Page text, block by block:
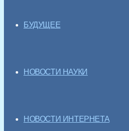
БУДУЩЕЕ
НОВОСТИ НАУКИ
НОВОСТИ ИНТЕРНЕТА